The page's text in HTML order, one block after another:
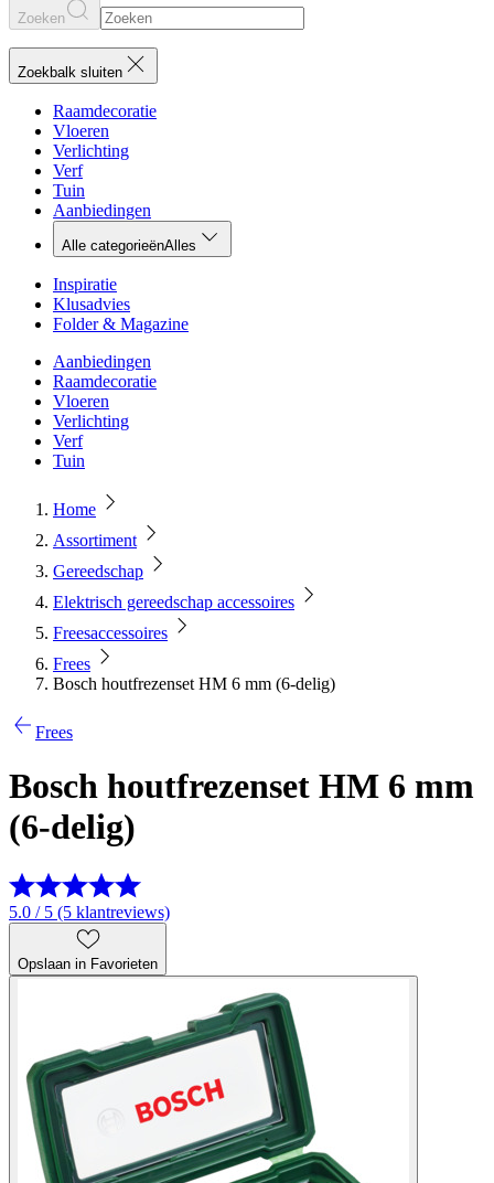
Zoeken
Zoekbalk sluiten
Raamdecoratie
Vloeren
Verlichting
Verf
Tuin
Aanbiedingen
Alle categorieënAlles
Inspiratie
Klusadvies
Folder & Magazine
Aanbiedingen
Raamdecoratie
Vloeren
Verlichting
Verf
Tuin
Home
Assortiment
Gereedschap
Elektrisch gereedschap accessoires
Freesaccessoires
Frees
Bosch houtfrezenset HM 6 mm (6-delig)
Frees
Bosch houtfrezenset HM 6 mm
(6-delig)
5.0 / 5 (5 klantreviews)
Opslaan in Favorieten